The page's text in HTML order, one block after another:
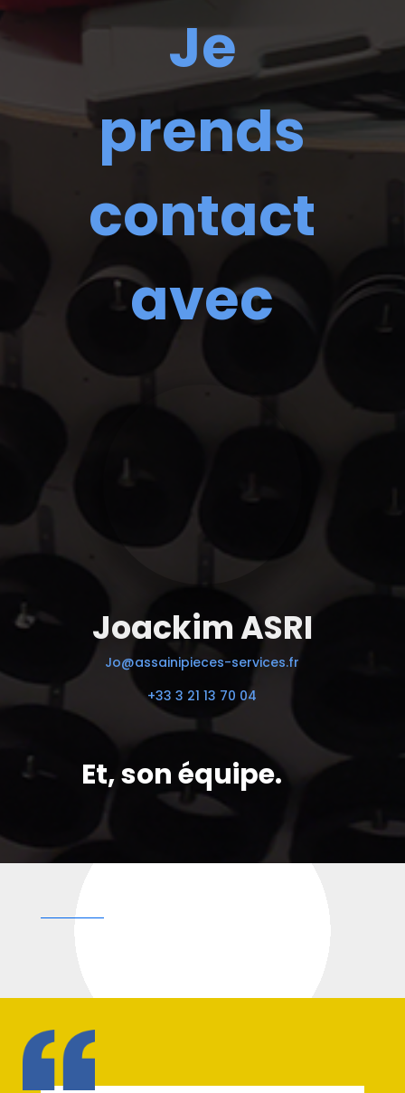
Je
prends
contact
avec
Joackim ASRI
Jo@assainipieces-services.fr
+33 3 21 13 70 04
Et, son équipe.